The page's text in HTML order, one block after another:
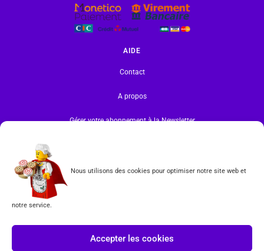
Nous utilisons des cookies pour optimiser notre site web et
notre service.
Accepter les cookies
AIDE
Contact
A propos
Gérer votre abonnement à la Newsletter
Formulaire de rétractation